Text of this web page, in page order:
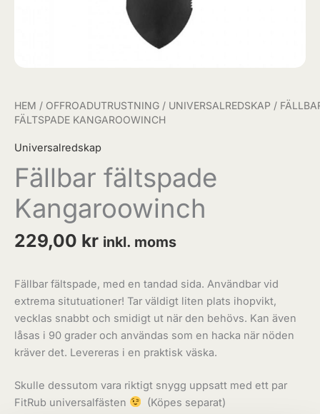
HEM / OFFROADUTRUSTNING / UNIVERSALREDSKAP /
FÄLTSPADE KANGAROOWINCH
Universalredskap
Fällbar fältspade
Kangaroowinch
229,00 kr inkl. moms
Fällbar fältspade, med en tandad sida. Användbar vid
extrema situtuationer! Tar väldigt liten plats ihopvikt,
vecklas snabbt och smidigt ut när den behövs. Kan även
låsas i 90 grader och användas som en hacka när nöden
kräver det. Levereras i en praktisk väska.
Skulle dessutom vara riktigt snygg uppsatt med ett par
FitRub universalfästen
(Köpes separat)